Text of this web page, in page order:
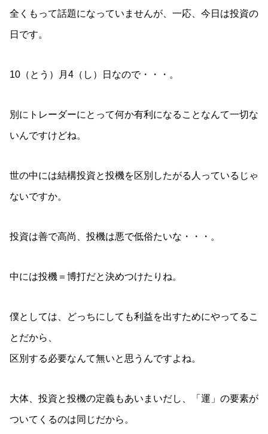
全くもって話題になっていませんが、一応、今日は投資の
日です。
10（とう）月4（し）日なので・・・。
別にトレーダーにとって何か有利になることなんて一切な
いんですけどね。
世の中には結構投資と投機を区別したがる人っているじゃ
ないですか。
投資は善で高尚、投機は悪で低俗たいな・・・。
中には投機＝博打だと決めつけたりね。
僕としては、どっちにしても利益を出すためにやってるこ
とだから、
区別する必要なんて無いと思うんですよね。
大体、投資と投機の定義もあいまいだし、「運」の要素が
ついてくるのは同じだから。